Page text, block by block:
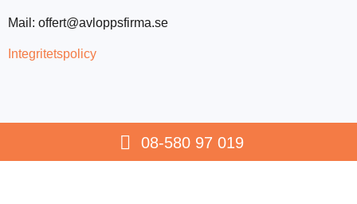
Mail: offert@avloppsfirma.se
Integritetspolicy
08-580 97 019